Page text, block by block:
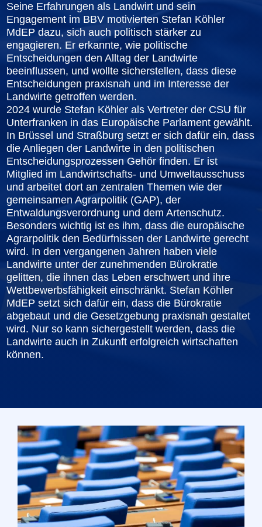
Seine Erfahrungen als Landwirt und sein
Engagement im BBV motivierten Stefan Köhler
MdEP dazu, sich auch politisch stärker zu
engagieren. Er erkannte, wie politische
Entscheidungen den Alltag der Landwirte
beeinflussen, und wollte sicherstellen, dass diese
Entscheidungen praxisnah und im Interesse der
Landwirte getroffen werden.
2024 wurde Stefan Köhler als Vertreter der CSU für
Unterfranken in das Europäische Parlament gewählt.
In Brüssel und Straßburg setzt er sich dafür ein, dass
die Anliegen der Landwirte in den politischen
Entscheidungsprozessen Gehör finden. Er ist
Mitglied im Landwirtschafts- und Umweltausschuss
und arbeitet dort an zentralen Themen wie der
gemeinsamen Agrarpolitik (GAP), der
Entwaldungsverordnung und dem Artenschutz.
Besonders wichtig ist es ihm, dass die europäische
Agrarpolitik den Bedürfnissen der Landwirte gerecht
wird. In den vergangenen Jahren haben viele
Landwirte unter der zunehmenden Bürokratie
gelitten, die ihnen das Leben erschwert und ihre
Wettbewerbsfähigkeit einschränkt. Stefan Köhler
MdEP setzt sich dafür ein, dass die Bürokratie
abgebaut und die Gesetzgebung praxisnah gestaltet
wird. Nur so kann sichergestellt werden, dass die
Landwirte auch in Zukunft erfolgreich wirtschaften
können.